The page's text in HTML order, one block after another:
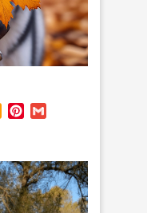
AmazonPinterest